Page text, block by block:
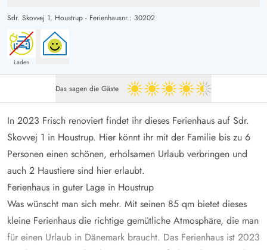
Sdr. Skovvej 1, Houstrup - Ferienhausnr.: 30202
Laden
Das sagen die Gäste 4.5 von 5
In 2023 Frisch renoviert findet ihr dieses Ferienhaus auf Sdr.
Skovvej 1 in Houstrup. Hier könnt ihr mit der Familie bis zu 6
Personen einen schönen, erholsamen Urlaub verbringen und
auch 2 Haustiere sind hier erlaubt.
Ferienhaus in guter Lage in Houstrup
Was wünscht man sich mehr. Mit seinen 85 qm bietet dieses
kleine Ferienhaus die richtige gemütliche Atmosphäre, die man
für einen Urlaub in Dänemark braucht. Das Ferienhaus ist 2023